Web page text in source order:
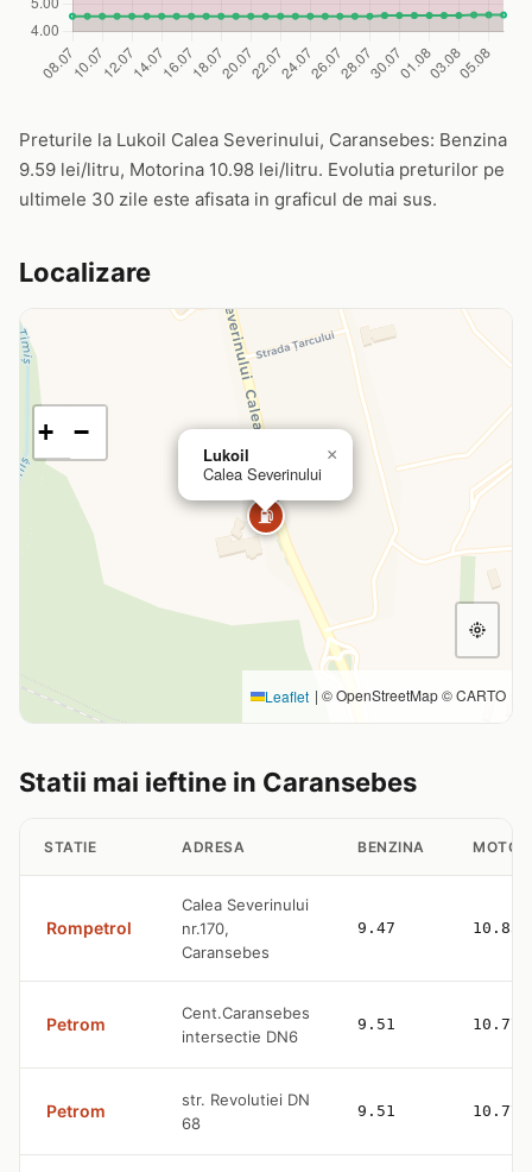
Preturile la Lukoil Calea Severinului, Caransebes: Benzina
9.59 lei/litru, Motorina 10.98 lei/litru. Evolutia preturilor pe
ultimele 30 zile este afisata in graficul de mai sus.
Localizare
⛽
Lukoil
Calea Severinului
×
+ −
Leaflet | © OpenStreetMap © CARTO
Statii mai ieftine in Caransebes
STATIE ADRESA BENZINA
Rompetrol
Calea Severinului
nr.170,
Caransebes
9.47 10.83
Petrom
Cent.Caransebes
intersectie DN6
9.51 10.77
Petrom
str. Revolutiei DN
68
9.51 10.77